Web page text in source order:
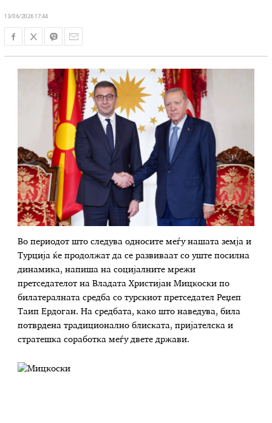
13/06/2026 17:44
Во периодот што следува односите меѓу нашата земја и
Турција ќе продолжат да се развиваат со уште посилна
динамика, напиша на социјалните мрежи
претседателот на Владата Христијан Мицкоски по
билатералната средба со турскиот претседател Реџеп
Таип Ердоган. На средбата, како што наведува, била
потврдена традиционално блиската, пријателска и
стратешка соработка меѓу двете држави.